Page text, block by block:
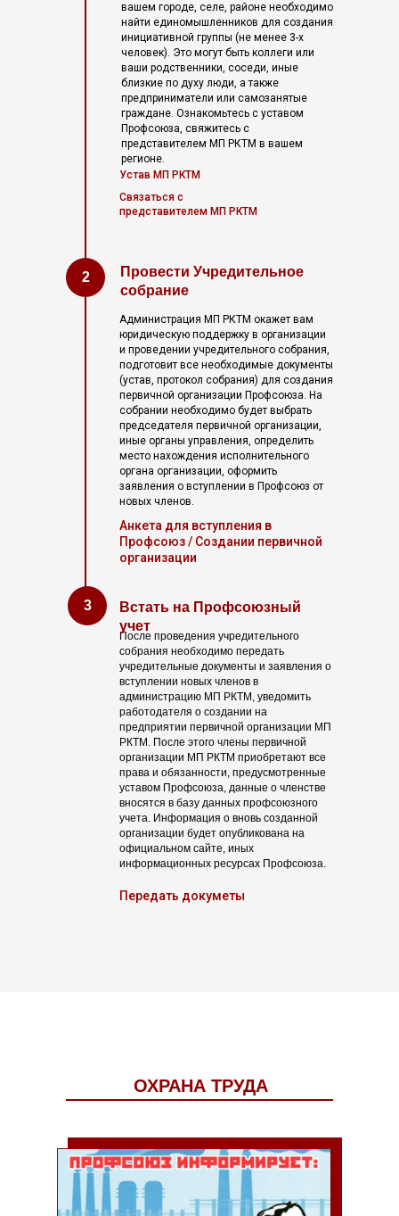
Провести Учредительное
собрание
Администрация МП РКТМ окажет вам
юридическую поддержку в организации
и проведении учредительного собрания,
подготовит все необходимые документы
(устав, протокол собрания) для создания
первичной организации Профсоюза. На
собрании необходимо будет выбрать
председателя первичной организации,
иные органы управления, определить
место нахождения исполнительного
органа организации, оформить
заявления о вступлении в Профсоюз от
новых членов.
вашем городе, селе, районе необходимо
найти единомышленников для создания
инициативной группы (не менее 3-х
человек). Это могут быть коллеги или
ваши родственники, соседи, иные
близкие по духу люди, а также
предприниматели или самозанятые
граждане. Ознакомьтесь с уставом
Профсоюза, свяжитесь с
представителем МП РКТМ в вашем
регионе.
После проведения учредительного
собрания необходимо передать
учредительные документы и заявления о
вступлении новых членов в
администрацию МП РКТМ, уведомить
работодателя о создании на
предприятии первичной организации МП
РКТМ. После этого члены первичной
организации МП РКТМ приобретают все
права и обязанности, предусмотренные
уставом Профсоюза, данные о членстве
вносятся в базу данных профсоюзного
учета. Информация о вновь созданной
организации будет опубликована на
официальном сайте, иных
информационных ресурсах Профсоюза.
Встать на Профсоюзный
учет
2
3
Устав МП РКТМ
Связаться с
представителем МП РКТМ
Анкета для вступления в
Профсоюз / Создании первичной
организации
Передать докуметы
ОХРАНА ТРУДА